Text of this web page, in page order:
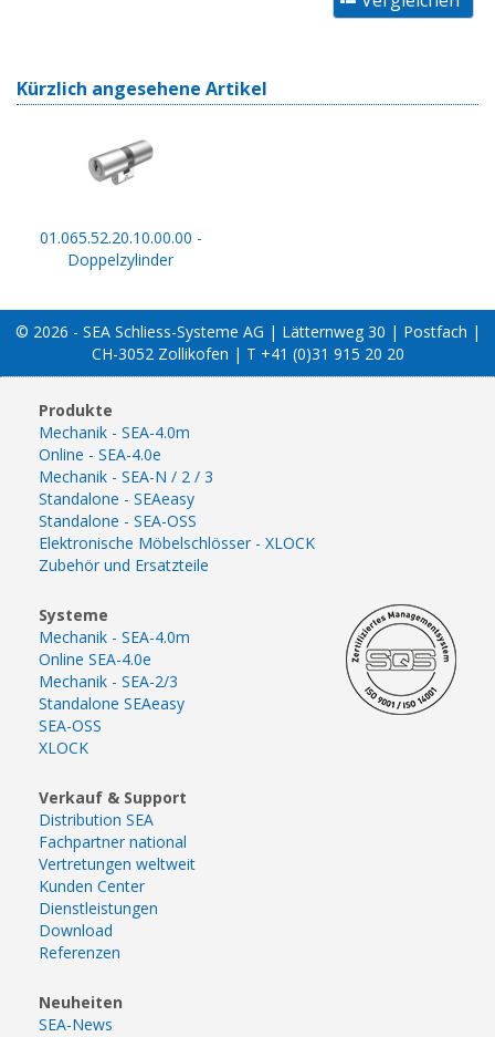
Kürzlich angesehene Artikel
01.065.52.20.10.00.00 -
Doppelzylinder
© 2026 - SEA Schliess-Systeme AG | Lätternweg 30 | Postfach |
CH-3052 Zollikofen | T +41 (0)31 915 20 20
Produkte
Mechanik - SEA-4.0m
Online - SEA-4.0e
Mechanik - SEA-N / 2 / 3
Standalone - SEAeasy
Standalone - SEA-OSS
Elektronische Möbelschlösser - XLOCK
Zubehör und Ersatzteile
Systeme
Mechanik - SEA-4.0m
Online SEA-4.0e
Mechanik - SEA-2/3
Standalone SEAeasy
SEA-OSS
XLOCK
Verkauf & Support
Distribution SEA
Fachpartner national
Vertretungen weltweit
Kunden Center
Dienstleistungen
Download
Referenzen
Neuheiten
SEA-News